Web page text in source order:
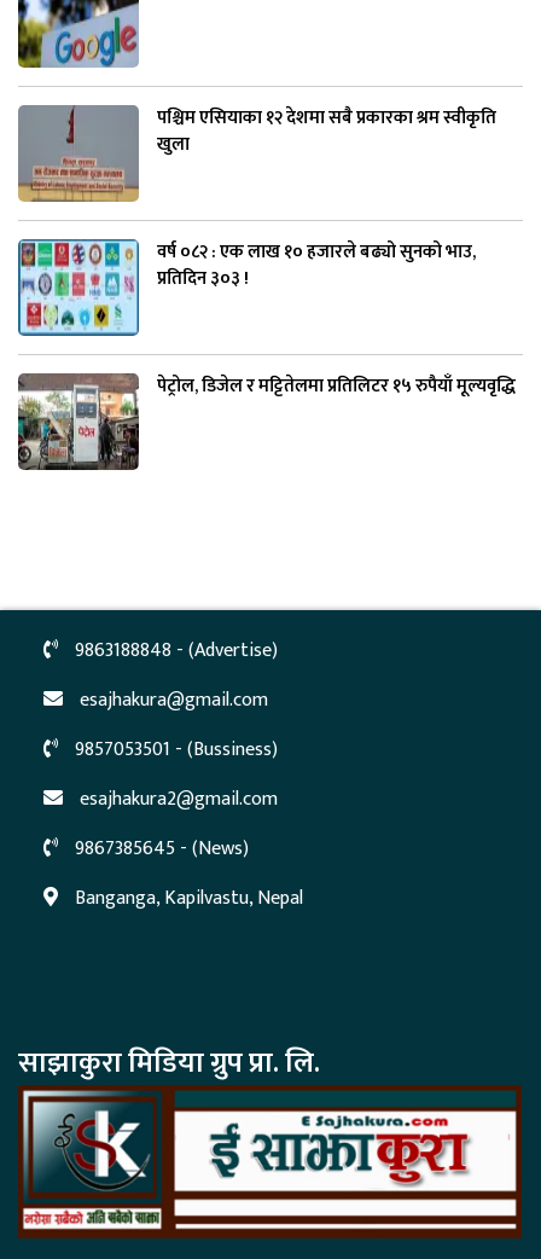
पश्चिम एसियाका १२ देशमा सबै प्रकारका श्रम स्वीकृति
खुला
वर्ष ०८२ : एक लाख १० हजारले बढ्यो सुनको भाउ,
प्रतिदिन ३०३ !
पेट्रोल, डिजेल र मट्टितेलमा प्रतिलिटर १५ रुपैयाँ मूल्यवृद्धि
9863188848 - (Advertise)
esajhakura@gmail.com
9857053501 - (Bussiness)
esajhakura2@gmail.com
9867385645 - (News)
Banganga, Kapilvastu, Nepal
साझाकुरा मिडिया ग्रुप प्रा. लि.